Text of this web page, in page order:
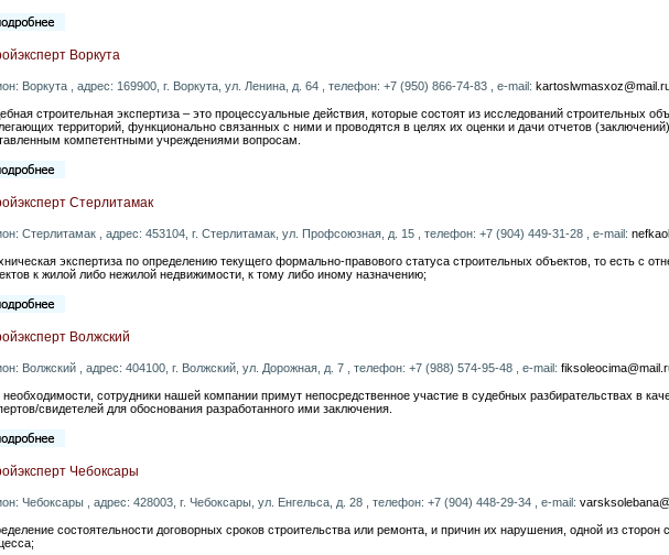
Воркута
Воркута , адрес: 169900, г. Воркута, ул. Ленина, д. 64 , телефон: +7 (950) 866-74-83 , e-mail:
строительная экспертиза – это процессуальные действия, которые состоят из исследований строительных
территорий, функционально связанных с ними и проводятся в целях их оценки и дачи отчетов
компетентными учреждениями вопросам.
Стерлитамак
Стерлитамак , адрес: 453104, г. Стерлитамак, ул. Профсоюзная, д. 15 , телефон: +7 (904) 449-31-28 , e-mail:
экспертиза по определению текущего формально-правового статуса строительных объектов, то есть с
к жилой либо нежилой недвижимости, к тому либо иному назначению;
Волжский
Волжский , адрес: 404100, г. Волжский, ул. Дорожная, д. 7 , телефон: +7 (988) 574-95-48 , e-mail:
сотрудники нашей компании примут непосредственное участие в судебных разбирательствах в
свидетелей для обоснования разработанного ими заключения.
Чебоксары
Чебоксары , адрес: 428003, г. Чебоксары, ул. Енгельса, д. 28 , телефон: +7 (904) 448-29-34 , e-mail:
состоятельности договорных сроков строительства или ремонта, и причин их нарушения, одной из сторон